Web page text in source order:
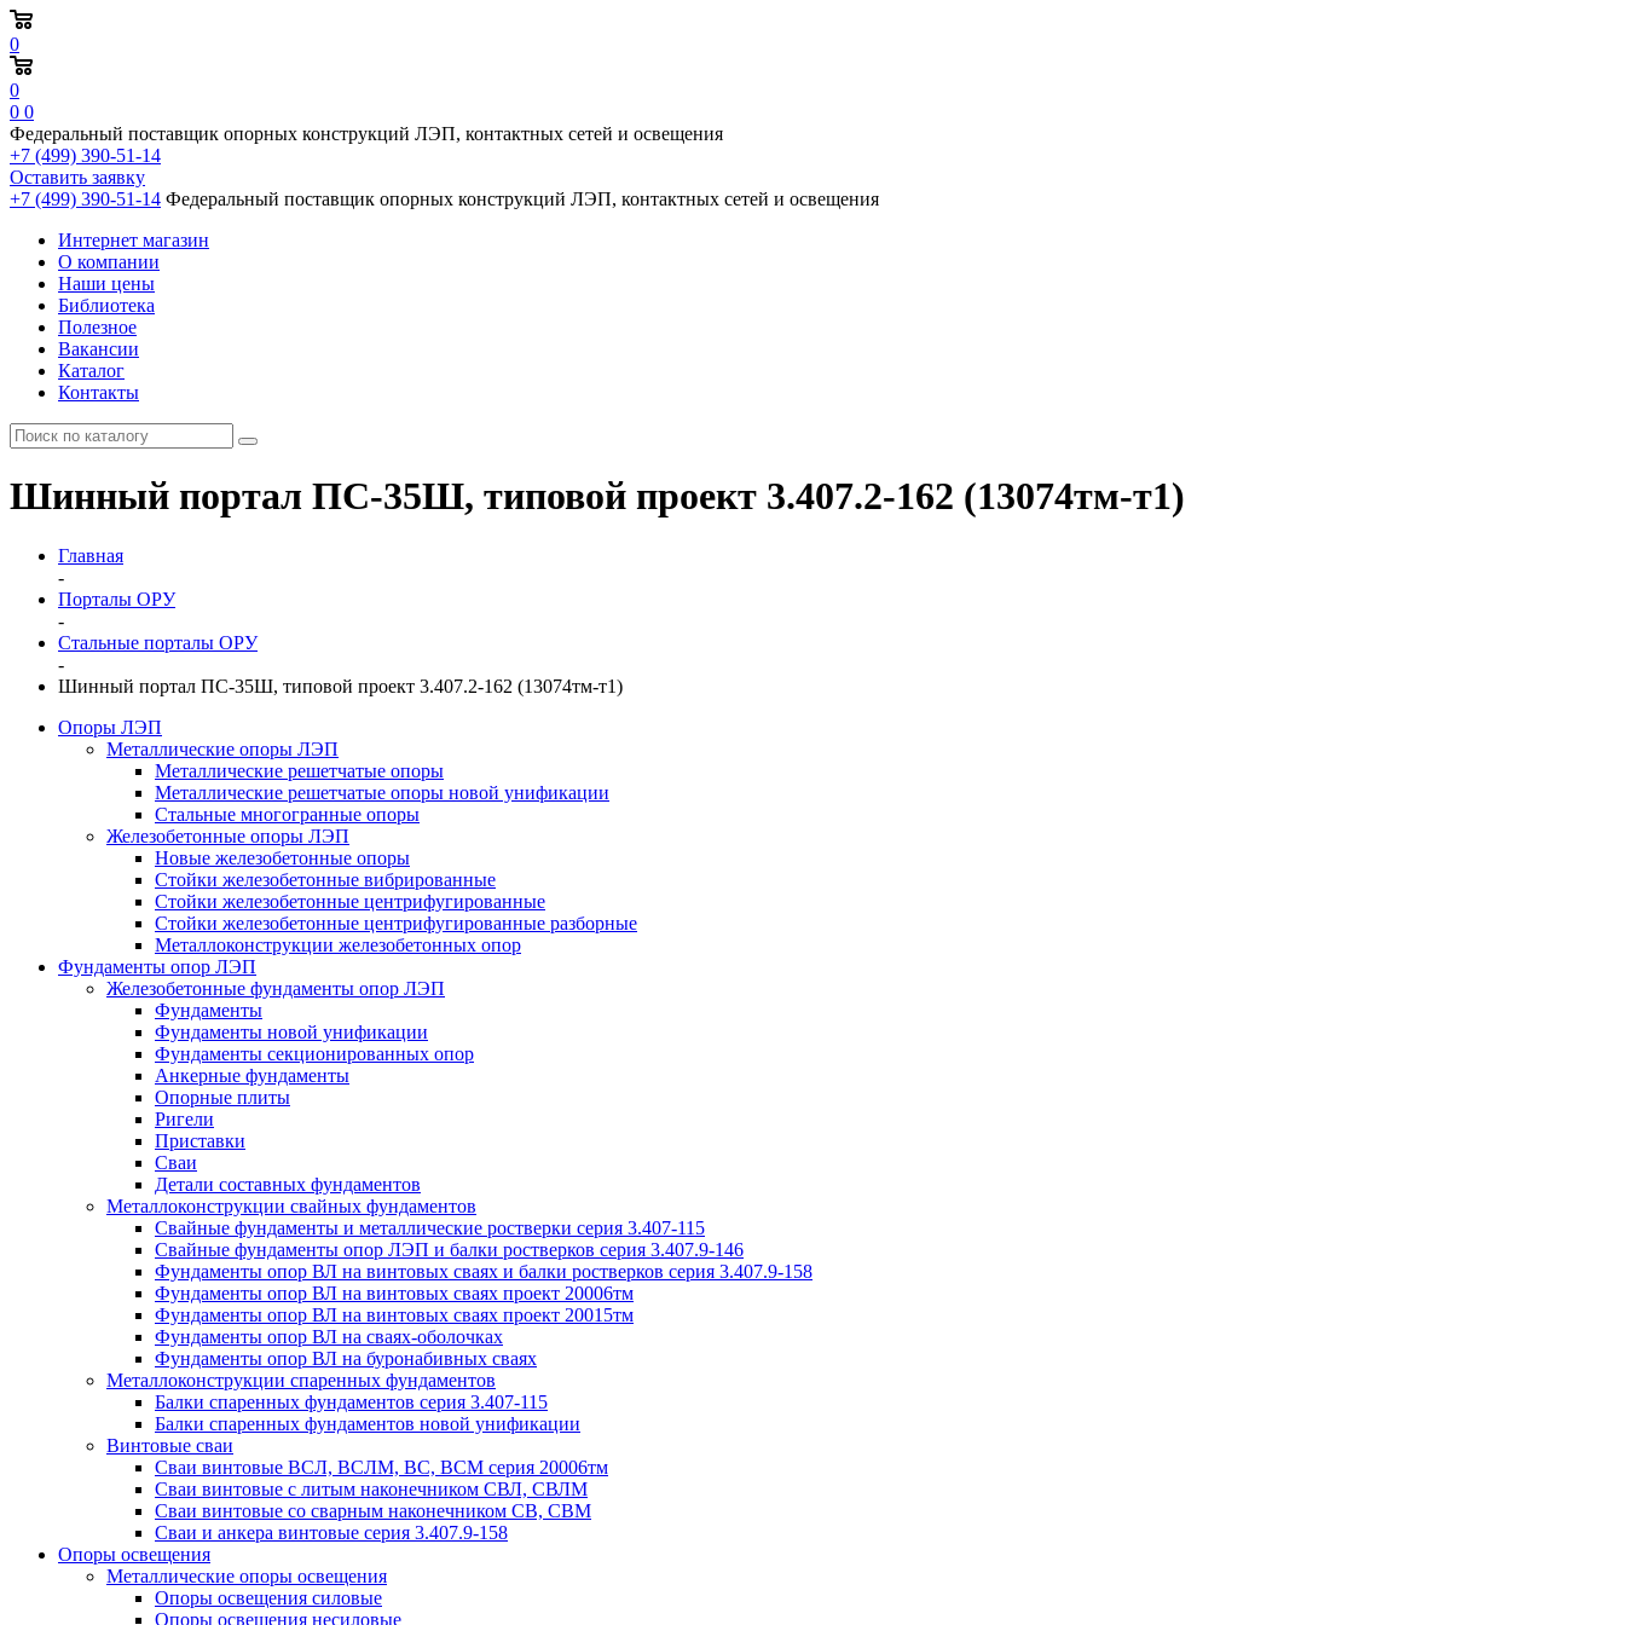
0
0
0 0
Федеральный поставщик опорных конструкций ЛЭП, контактных сетей и освещения
+7 (499) 390-51-14
Оставить заявку
+7 (499) 390-51-14 Федеральный поставщик опорных конструкций ЛЭП, контактных сетей и освещения
Интернет магазин
О компании
Наши цены
Библиотека
Полезное
Вакансии
Каталог
Контакты
Шинный портал ПС-35Ш, типовой проект 3.407.2-162 (13074тм-т1)
Главная
-
Порталы ОРУ
-
Стальные порталы ОРУ
-
Шинный портал ПС-35Ш, типовой проект 3.407.2-162 (13074тм-т1)
Опоры ЛЭП
Металлические опоры ЛЭП
Металлические решетчатые опоры
Металлические решетчатые опоры новой унификации
Стальные многогранные опоры
Железобетонные опоры ЛЭП
Новые железобетонные опоры
Стойки железобетонные вибрированные
Стойки железобетонные центрифугированные
Стойки железобетонные центрифугированные разборные
Металлоконструкции железобетонных опор
Фундаменты опор ЛЭП
Железобетонные фундаменты опор ЛЭП
Фундаменты
Фундаменты новой унификации
Фундаменты секционированных опор
Анкерные фундаменты
Опорные плиты
Ригели
Приставки
Сваи
Детали составных фундаментов
Металлоконструкции свайных фундаментов
Свайные фундаменты и металлические ростверки серия 3.407-115
Свайные фундаменты опор ЛЭП и балки ростверков серия 3.407.9-146
Фундаменты опор ВЛ на винтовых сваях и балки ростверков серия 3.407.9-158
Фундаменты опор ВЛ на винтовых сваях проект 20006тм
Фундаменты опор ВЛ на винтовых сваях проект 20015тм
Фундаменты опор ВЛ на сваях-оболочках
Фундаменты опор ВЛ на буронабивных сваях
Металлоконструкции спаренных фундаментов
Балки спаренных фундаментов серия 3.407-115
Балки спаренных фундаментов новой унификации
Винтовые сваи
Сваи винтовые ВСЛ, ВСЛМ, ВС, ВСМ серия 20006тм
Сваи винтовые с литым наконечником СВЛ, СВЛМ
Сваи винтовые со сварным наконечником СВ, СВМ
Сваи и анкера винтовые серия 3.407.9-158
Опоры освещения
Металлические опоры освещения
Опоры освещения силовые
Опоры освещения несиловые